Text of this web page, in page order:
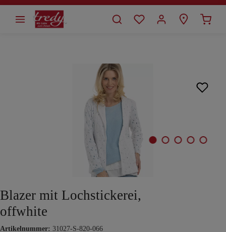
springen
Blazer mit Lochstickerei,
offwhite
Artikelnummer: 31027-S-820-066